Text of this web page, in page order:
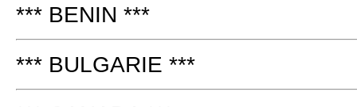
*** BENIN ***
*** BULGARIE ***